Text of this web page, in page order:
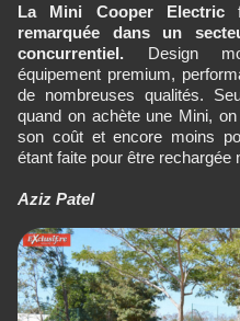
La Mini Cooper Electric
remarquée dans un
concurrentiel. Design
équipement premium,
de nombreuses qualités.
quand on achète une Mini,
son coût et encore moins
étant faite pour être rechargée
Aziz Patel